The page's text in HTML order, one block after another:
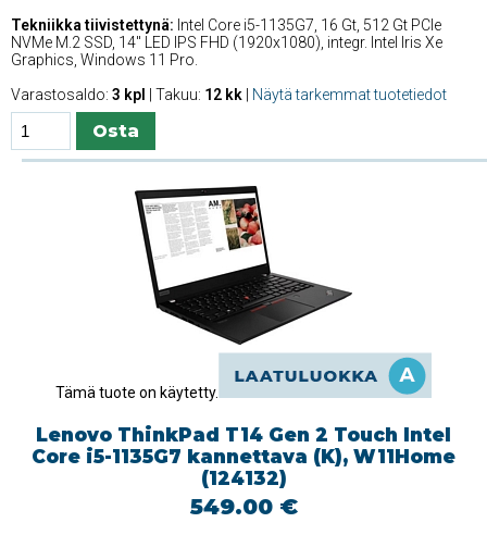
Tekniikka tiivistettynä: Intel Core i5-1135G7, 16 Gt, 512 Gt PCIe
NVMe M.2 SSD, 14'' LED IPS FHD (1920x1080), integr. Intel Iris Xe
Graphics, Windows 11 Pro.
Varastosaldo: 3 kpl | Takuu: 12 kk Näytä tarkemmat tuotetiedot
Tämä tuote on käytetty.
Lenovo ThinkPad T14 Gen 2 Touch Intel
Core i5-1135G7 kannettava (K), W11Home
(124132)
549.00 €